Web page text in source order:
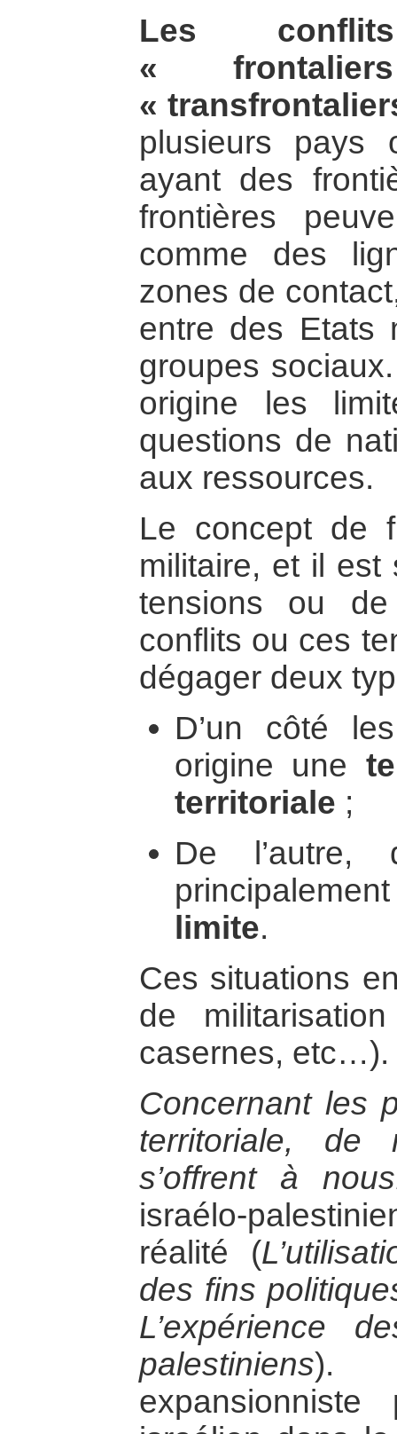
Les conflits
«
«
plusieurs pays
ayant des
frontières
comme des
zones de
entre des Etats
groupes
origine les
questions de
aux ressources.
Le concept de
militaire, et il est
tensions ou
conflits ou ces
dégager deux
D’un côté
origine une
territoriale ;
De l’autre,
limite.
Ces situations
de
casernes, etc…).
Concernant les
territoriale, de
s’offrent à
israélo-
réalité (
des fins
L’expérience
palestiniens).
expansionniste